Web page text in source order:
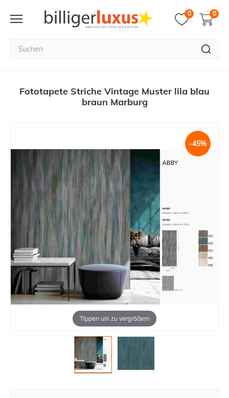
0 0
Fototapete Striche Vintage Muster lila blau
braun Marburg
Tippen um zu vergrößern
-45%